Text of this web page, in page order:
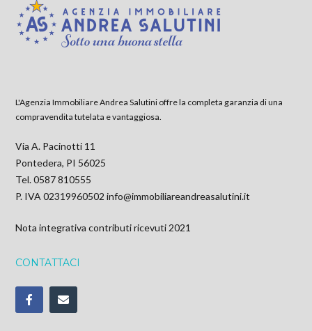
L'Agenzia Immobiliare Andrea Salutini offre la completa garanzia di una
compravendita tutelata e vantaggiosa.
Via A. Pacinotti 11
Pontedera, PI 56025
Tel. 0587 810555
P. IVA 02319960502info@immobiliareandreasalutini.it
Nota integrativa contributi ricevuti 2021
CONTATTACI